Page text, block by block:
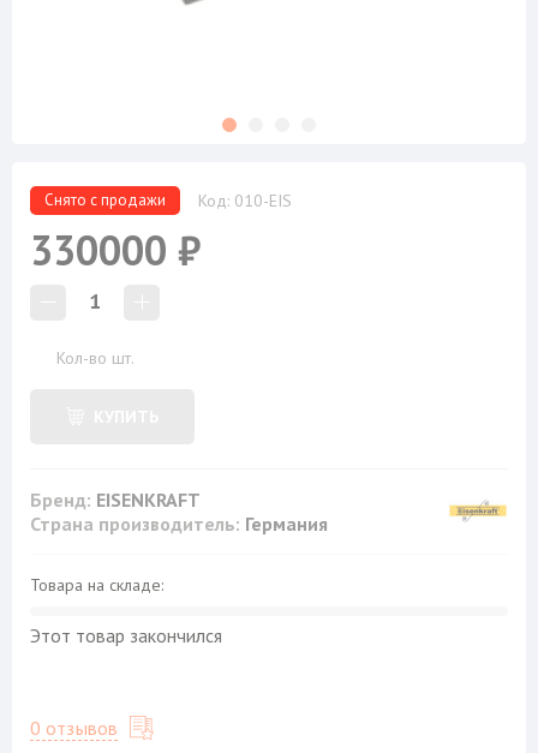
Снято с продажи Код: 010-EIS
330000 ₽
1
Кол-во шт.
Бренд: EISENKRAFT
Страна производитель: Германия
Товара на складе:
Этот товар закончился
0 отзывов